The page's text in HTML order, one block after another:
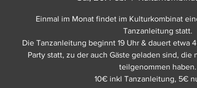
Einmal im Monat findet im Kulturkombinat
Tanzanleitung statt.
Die Tanzanleitung beginnt 19 Uhr & dauert etwa
Party statt, zu der auch Gäste geladen sind, die
teilgenommen haben.
10€ inkl Tanzanleitung, 5€